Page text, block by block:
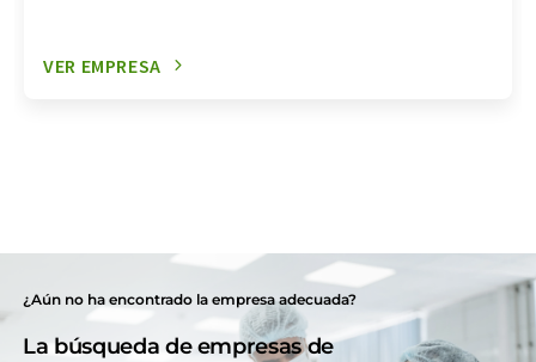
VER EMPRESA
¿Aún no ha encontrado la empresa adecuada?
La búsqueda de empresas de